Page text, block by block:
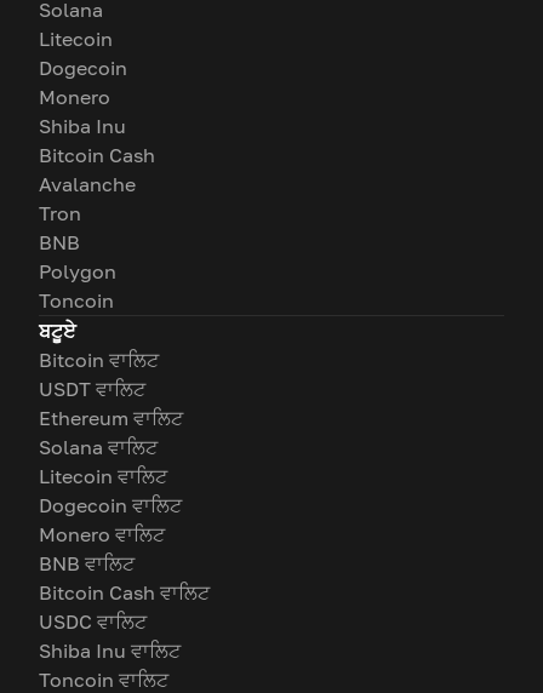
Solana
Litecoin
Dogecoin
Monero
Shiba Inu
Bitcoin Cash
Avalanche
Tron
BNB
Polygon
Toncoin
ਬਟੂਏ
Bitcoin ਵਾਲਿਟ
USDT ਵਾਲਿਟ
Ethereum ਵਾਲਿਟ
Solana ਵਾਲਿਟ
Litecoin ਵਾਲਿਟ
Dogecoin ਵਾਲਿਟ
Monero ਵਾਲਿਟ
BNB ਵਾਲਿਟ
Bitcoin Cash ਵਾਲਿਟ
USDC ਵਾਲਿਟ
Shiba Inu ਵਾਲਿਟ
Toncoin ਵਾਲਿਟ